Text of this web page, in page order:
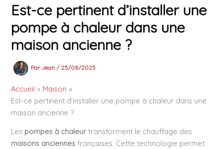
Est-ce pertinent d’installer une
pompe à chaleur dans une
maison ancienne ?
Par Jean / 25/08/2025
Accueil
Maison
Est-ce pertinent d’installer une pompe à chaleur dans une
maison ancienne ?
Les pompes à chaleur transforment le chauffage des
maisons anciennes françaises. Cette technologie permet